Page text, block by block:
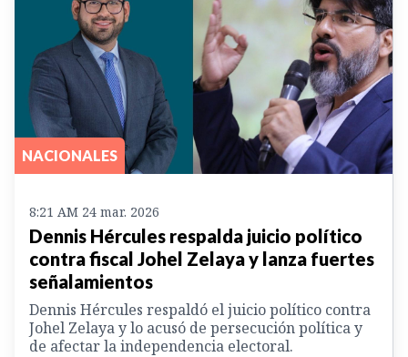
NACIONALES
8:21 AM 24 mar. 2026
Dennis Hércules respalda juicio político
contra fiscal Johel Zelaya y lanza fuertes
señalamientos
Dennis Hércules respaldó el juicio político contra
Johel Zelaya y lo acusó de persecución política y
de afectar la independencia electoral.